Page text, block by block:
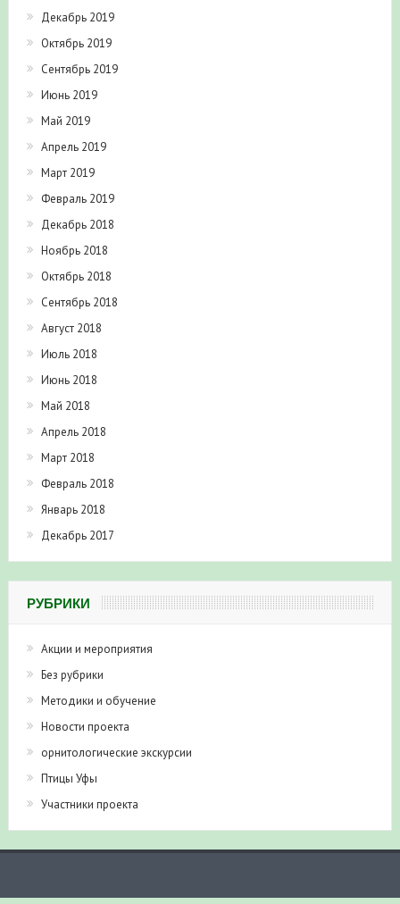
Декабрь 2019
Октябрь 2019
Сентябрь 2019
Июнь 2019
Май 2019
Апрель 2019
Март 2019
Февраль 2019
Декабрь 2018
Ноябрь 2018
Октябрь 2018
Сентябрь 2018
Август 2018
Июль 2018
Июнь 2018
Май 2018
Апрель 2018
Март 2018
Февраль 2018
Январь 2018
Декабрь 2017
РУБРИКИ
Акции и мероприятия
Без рубрики
Методики и обучение
Новости проекта
орнитологические экскурсии
Птицы Уфы
Участники проекта